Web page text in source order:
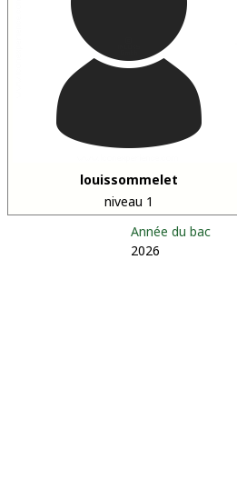
louissommelet
niveau 1
Année du bac
2026